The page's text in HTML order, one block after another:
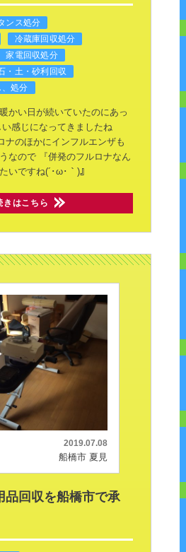
ンス処分
冷蔵庫回収処分
家電回収処分
・土・砂利回収
、処分
かい日が続いていたのにあっ
感じになってきましたね
ナのほかにインフルエンザも
なので 『併発のフルロナなん
いですね(´･ω･｀)』
きはこちら
2019.07.08
船橋市 夏見
品回収を船橋市で承